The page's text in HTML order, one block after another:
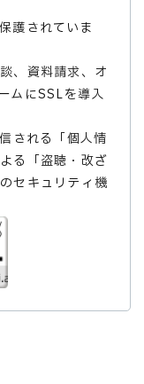
護されていま
、資料請求、オ
ムにSSLを導入
される「個人情
る「盗聴・改ざ
セキュリティ機